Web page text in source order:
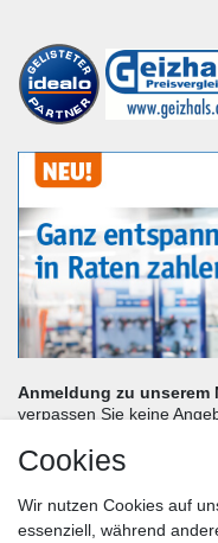
Anmeldung zu unserem
verpassen Sie keine
Nachname*
Cookies
Wir nutzen Cookies auf
essenziell, während